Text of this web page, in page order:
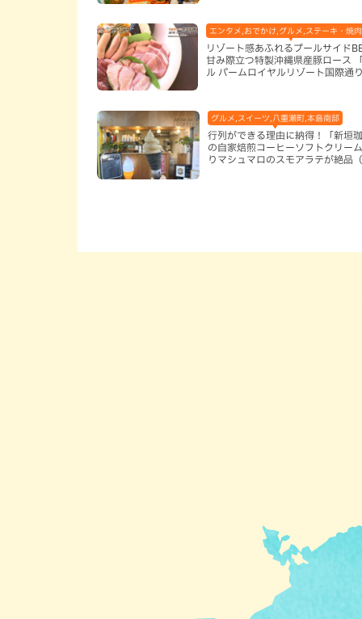
エンタメ,おでかけ,グルメ,ステーキ・焼
リゾート感あふれるプールサイド
甘み際立つ特製沖縄県産豚ロース
ル パームロイヤルリゾート国際通り
グルメ,スイーツ,八重瀬町,本島南部
行列ができる理由に納得！「新垣珈
の自家焙煎コーヒーソフトクリー
りマシュマロのスモアラテが絶品